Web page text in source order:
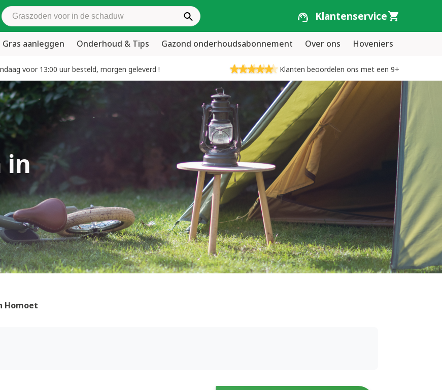
Zoek graszoden Klantenservice
Gras aanleggen Onderhoud & Tips Gazond onderhoudsabonnement Over ons Hoveniers
voor 13:00 uur besteld, morgen geleverd ! Klanten beoordelen ons met een 9+
in
Homoet